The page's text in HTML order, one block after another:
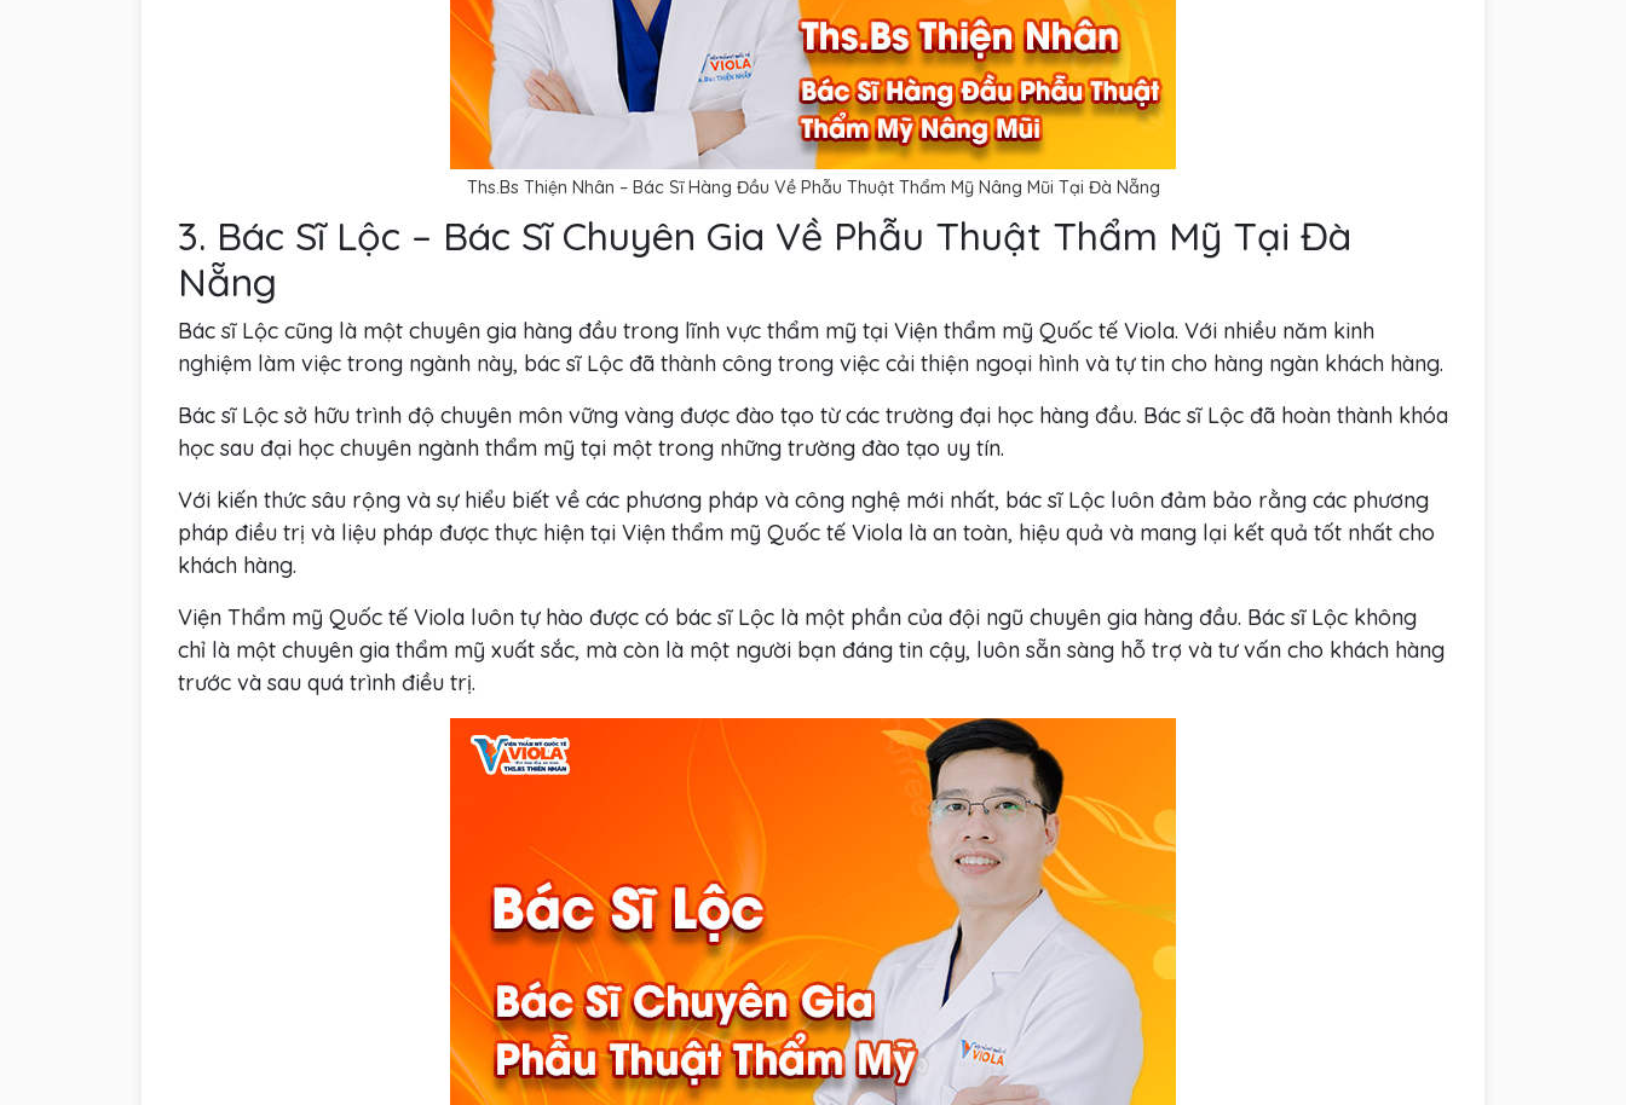
Ths.Bs Thiện Nhân – Bác Sĩ Hàng Đầu Về Phẫu Thuật Thẩm Mỹ Nâng Mũi Tại Đà Nẵng
3. Bác Sĩ Lộc – Bác Sĩ Chuyên Gia Về Phẫu Thuật Thẩm Mỹ Tại Đà
Nẵng
Bác sĩ Lộc cũng là một chuyên gia hàng đầu trong lĩnh vực thẩm mỹ tại Viện thẩm mỹ Quốc tế Viola. Với nhiều năm kinh
nghiệm làm việc trong ngành này, bác sĩ Lộc đã thành công trong việc cải thiện ngoại hình và tự tin cho hàng ngàn khách hàng.
Bác sĩ Lộc sở hữu trình độ chuyên môn vững vàng được đào tạo từ các trường đại học hàng đầu. Bác sĩ Lộc đã hoàn thành khóa
học sau đại học chuyên ngành thẩm mỹ tại một trong những trường đào tạo uy tín.
Với kiến thức sâu rộng và sự hiểu biết về các phương pháp và công nghệ mới nhất, bác sĩ Lộc luôn đảm bảo rằng các phương
pháp điều trị và liệu pháp được thực hiện tại Viện thẩm mỹ Quốc tế Viola là an toàn, hiệu quả và mang lại kết quả tốt nhất cho
khách hàng.
Viện Thẩm mỹ Quốc tế Viola luôn tự hào được có bác sĩ Lộc là một phần của đội ngũ chuyên gia hàng đầu. Bác sĩ Lộc không
chỉ là một chuyên gia thẩm mỹ xuất sắc, mà còn là một người bạn đáng tin cậy, luôn sẵn sàng hỗ trợ và tư vấn cho khách hàng
trước và sau quá trình điều trị.